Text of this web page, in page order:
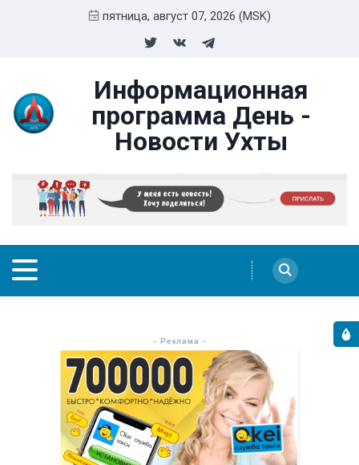
пятница, август 07, 2026 (MSK)
Информационная
программа День -
Новости Ухты
- Реклама -